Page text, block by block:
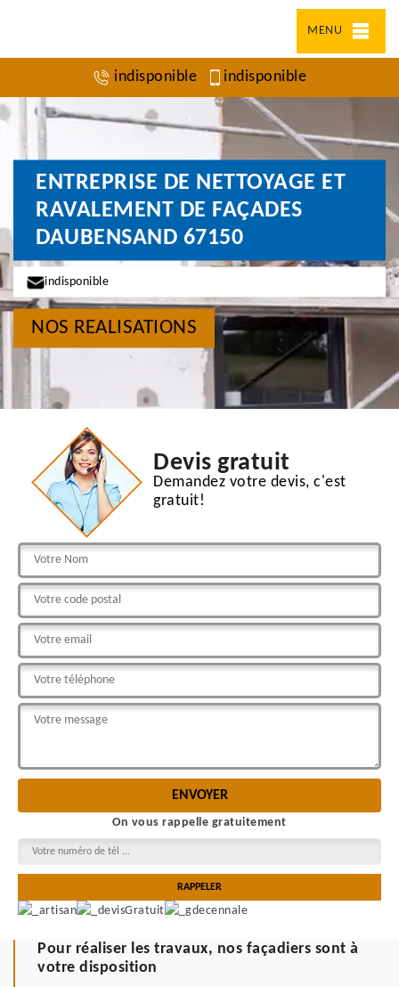
MENU
indisponible indisponible
ENTREPRISE DE NETTOYAGE ET
RAVALEMENT DE FAÇADES
DAUBENSAND 67150
indisponible
NOS REALISATIONS
Devis gratuit
Demandez votre devis, c'est
gratuit!
On vous rappelle gratuitement
Pour réaliser les travaux, nos façadiers sont à
votre disposition